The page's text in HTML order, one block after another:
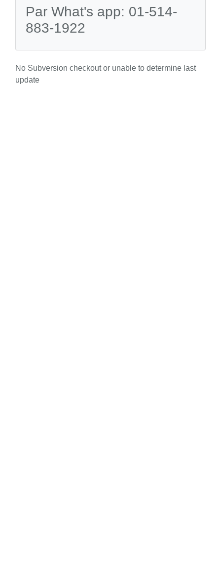
Par What's app: 01-514-
883-1922
No Subversion checkout or unable to determine last
update